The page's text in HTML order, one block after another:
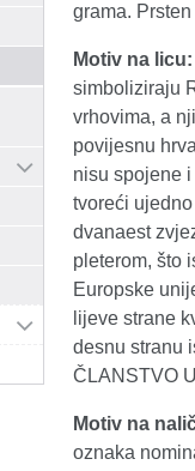
grama.
Motiv na licu:
simboliziraju
vrhovima, a
povijesnu
nisu spojene
tvoreći
dvanaest
pleterom, što
Europske
lijeve strane
desnu stranu
ČLANSTVO
Motiv na
oznaka